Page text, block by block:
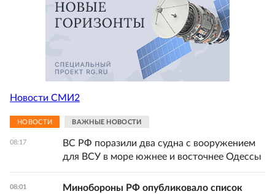
Новости СМИ2
НОВОСТИ ВАЖНЫЕ НОВОСТИ
08:17
ВС РФ поразили два судна с вооружением
для ВСУ в море южнее и восточнее Одессы
08:01
Минобороны РФ опубликовало список